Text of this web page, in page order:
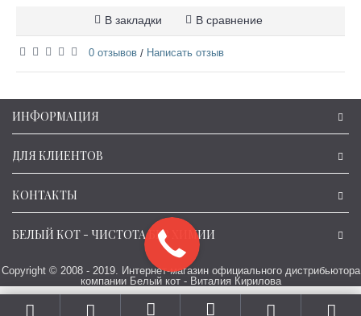
В закладки В сравнение
0 отзывов / Написать отзыв
ИНФОРМАЦИЯ
ДЛЯ КЛИЕНТОВ
КОНТАКТЫ
БЕЛЫЙ КОТ - ЧИСТОТА БЕЗ ХИМИИ
Copyright © 2008 - 2019. Интернет-магазин официального дистрибьютора
компании Белый кот - Виталия Кирилова